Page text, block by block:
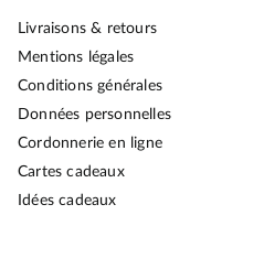
Livraisons & retours
Mentions légales
Conditions générales
Données personnelles
Cordonnerie en ligne
Cartes cadeaux
Idées cadeaux